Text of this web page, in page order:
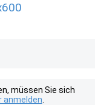
müssen Sie sich
anmelden